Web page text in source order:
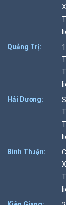
Quảng Trị:
Hải Dương:
Bình Thuận: